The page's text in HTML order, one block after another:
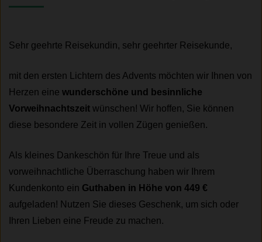
Sehr geehrte Reisekundin, sehr geehrter Reisekunde,
mit den ersten Lichtern des Advents möchten wir Ihnen von
Herzen eine wunderschöne und besinnliche
Vorweihnachtszeit wünschen! Wir hoffen, Sie können
diese besondere Zeit in vollen Zügen genießen.
Als kleines Dankeschön für Ihre Treue und als
vorweihnachtliche Überraschung haben wir Ihrem
Kundenkonto ein Guthaben in Höhe von 449 €
aufgeladen! Nutzen Sie dieses Geschenk, um sich oder
Ihren Lieben eine Freude zu machen.